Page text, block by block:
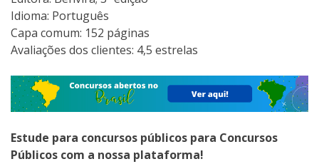
Idioma: Português
Capa comum:‎ 152 páginas
Avaliações dos clientes: 4,5 estrelas
Estude para concursos públicos para Concursos
Públicos com a nossa plataforma!